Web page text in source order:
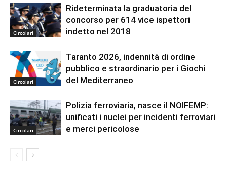
Circolari
Rideterminata la graduatoria del
concorso per 614 vice ispettori
indetto nel 2018
Circolari
Taranto 2026, indennità di ordine
pubblico e straordinario per i Giochi
del Mediterraneo
Circolari
Polizia ferroviaria, nasce il NOIFEMP:
unificati i nuclei per incidenti ferroviari
e merci pericolose